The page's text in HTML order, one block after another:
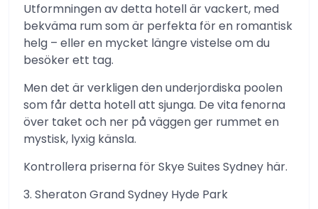
Utformningen av detta hotell är vackert, med
bekväma rum som är perfekta för en romantisk
helg – eller en mycket längre vistelse om du
besöker ett tag.
Men det är verkligen den underjordiska poolen
som får detta hotell att sjunga. De vita fenorna
över taket och ner på väggen ger rummet en
mystisk, lyxig känsla.
Kontrollera priserna för Skye Suites Sydney här.
3. Sheraton Grand Sydney Hyde Park